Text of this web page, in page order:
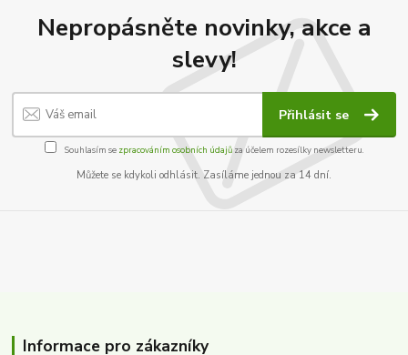
Nepropásněte novinky, akce a
slevy!
Přihlásit se
Souhlasím se zpracováním osobních údajůza účelem rozesílky newsletteru.
Můžete se kdykoli odhlásit. Zasíláme jednou za 14 dní.
Informace pro zákazníky